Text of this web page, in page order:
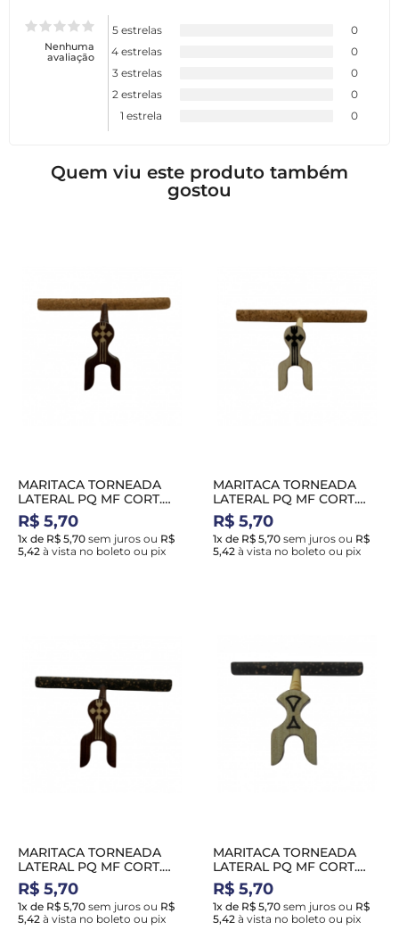
Nenhuma
avaliação
5 estrelas
0
4 estrelas
0
3 estrelas
0
2 estrelas
0
1 estrela
0
Quem viu este produto também
gostou
MARITACA TORNEADA
LATERAL PQ MF CORT.
NATURAL MARROM
R$ 5,70
1x de R$ 5,70 sem juros ou R$
5,42 à vista no boleto ou pix
MARITACA TORNEADA
LATERAL PQ MF CORT.
NATURAL BRANCA
R$ 5,70
1x de R$ 5,70 sem juros ou R$
5,42 à vista no boleto ou pix
MARITACA TORNEADA
LATERAL PQ MF CORT.
PRETA MARROM
R$ 5,70
1x de R$ 5,70 sem juros ou R$
5,42 à vista no boleto ou pix
MARITACA TORNEADA
LATERAL PQ MF CORT.
PRETA BRANCA
R$ 5,70
1x de R$ 5,70 sem juros ou R$
5,42 à vista no boleto ou pix